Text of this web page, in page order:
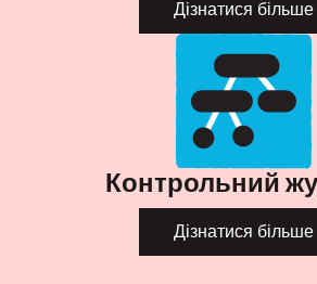
Дізнатися більше
Контрольний
Дізнатися більше